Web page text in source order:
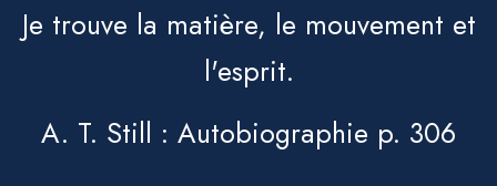
Je trouve la matière, le mouvement et
l'esprit.
A. T. Still : Autobiographie p. 306